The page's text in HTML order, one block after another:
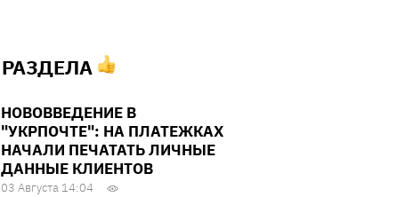
НОВОВВЕДЕНИЕ В
"УКРПОЧТЕ": НА ПЛАТЕЖКАХ
НАЧАЛИ ПЕЧАТАТЬ ЛИЧНЫЕ
ДАННЫЕ КЛИЕНТОВ
03 Августа 14:04